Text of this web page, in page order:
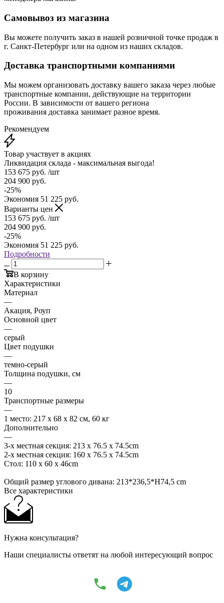
Самовывоз из магазина
Вы можете получить заказ в нашей розничной точке продаж в
г. Санкт-Петербург или на одном из наших складов.
Доставка транспортными компаниями
Мы можем организовать доставку вашего заказа через любые
транспортные компании, действующие на территории
России. В зависимости от вашего региона
проживания доставка занимает разное время.
Рекомендуем
Товар участвует в акциях
Ликвидация склада - максимальная выгода!
153 675 руб. /шт
204 900 руб.
-25%
Экономия 51 225 руб.
Варианты цен
153 675 руб. /шт
204 900 руб.
-25%
Экономия 51 225 руб.
Подробности
В корзину
Характеристики
Материал
—
Акация, Роуп
Основной цвет
—
серый
Цвет подушки
—
темно-серый
Толщина подушки, см
—
10
Транспортные размеры
—
1 место: 217 х 68 х 82 см, 60 кг
Дополнительно
—
3-х местная секция: 213 x 76.5 x 74.5cm
2-х местная секция: 160 x 76.5 x 74.5cm
Стол: 110 x 60 x 46cm
Общий размер углового дивана: 213*236,5*H74,5 cm
Все характеристики
Нужна консультация?
Наши специалисты ответят на любой интересующий вопрос